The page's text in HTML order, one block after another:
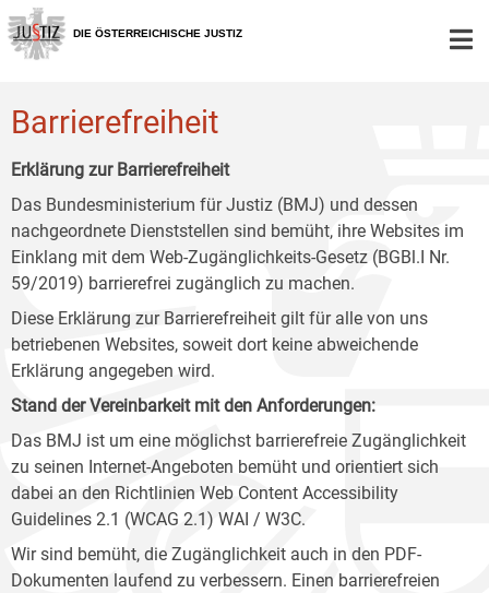
Zur
Hauptnavigation
[1]
Zum
Inhalt
[2]
Zum
Untermenü
[3]
DIE ÖSTERREICHISCHE JUSTIZ
Barrierefreiheit
Erklärung zur Barrierefreiheit
Das Bundesministerium für Justiz (BMJ) und dessen
nachgeordnete Dienststellen sind bemüht, ihre Websites im
Einklang mit dem Web-Zugänglichkeits-Gesetz (BGBl.I Nr.
59/2019) barrierefrei zugänglich zu machen.
Diese Erklärung zur Barrierefreiheit gilt für alle von uns
betriebenen Websites, soweit dort keine abweichende
Erklärung angegeben wird.
Stand der Vereinbarkeit mit den Anforderungen:
Das BMJ ist um eine möglichst barrierefreie Zugänglichkeit
zu seinen Internet-Angeboten bemüht und orientiert sich
dabei an den Richtlinien Web Content Accessibility
Guidelines 2.1 (WCAG 2.1) WAI / W3C.
Wir sind bemüht, die Zugänglichkeit auch in den PDF-
Dokumenten laufend zu verbessern. Einen barrierefreien